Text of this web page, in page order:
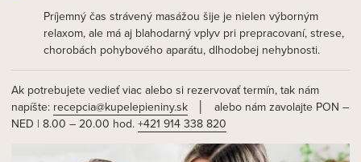
Príjemný čas strávený masážou šije je nielen výborným
relaxom, ale má aj blahodarný vplyv pri prepracovaní, strese,
chorobách pohybového aparátu, dlhodobej nehybnosti.
Ak potrebujete vedieť viac alebo si rezervovať termín, tak nám
napíšte: recepcia@kupelepieniny.sk │ alebo nám zavolajte PON –
NED | 8.00 – 20.00 hod. +421 914 338 820